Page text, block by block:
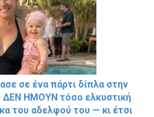
σε ένα πάρτι δίπλα στην
ΔΕΝ ΗΜΟΥΝ τόσο ελκυστική
του αδελφού του — κι έτσι